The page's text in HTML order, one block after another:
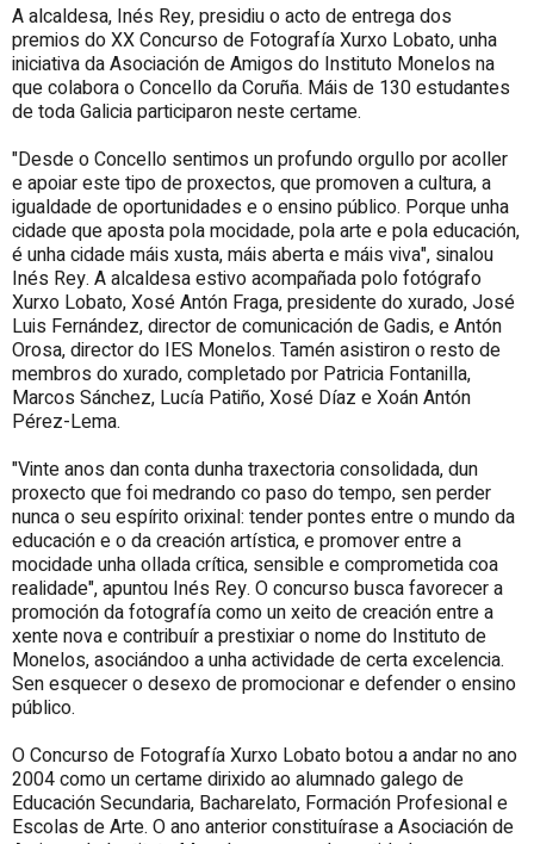
A alcaldesa, Inés Rey, presidiu o acto de entrega dos
premios do XX Concurso de Fotografía Xurxo Lobato, unha
iniciativa da Asociación de Amigos do Instituto Monelos na
que colabora o Concello da Coruña. Máis de 130 estudantes
de toda Galicia participaron neste certame.
"Desde o Concello sentimos un profundo orgullo por acoller
e apoiar este tipo de proxectos, que promoven a cultura, a
igualdade de oportunidades e o ensino público. Porque unha
cidade que aposta pola mocidade, pola arte e pola educación,
é unha cidade máis xusta, máis aberta e máis viva", sinalou
Inés Rey. A alcaldesa estivo acompañada polo fotógrafo
Xurxo Lobato, Xosé Antón Fraga, presidente do xurado, José
Luis Fernández, director de comunicación de Gadis, e Antón
Orosa, director do IES Monelos. Tamén asistiron o resto de
membros do xurado, completado por Patricia Fontanilla,
Marcos Sánchez, Lucía Patiño, Xosé Díaz e Xoán Antón
Pérez-Lema.
"Vinte anos dan conta dunha traxectoria consolidada, dun
proxecto que foi medrando co paso do tempo, sen perder
nunca o seu espírito orixinal: tender pontes entre o mundo da
educación e o da creación artística, e promover entre a
mocidade unha ollada crítica, sensible e comprometida coa
realidade", apuntou Inés Rey. O concurso busca favorecer a
promoción da fotografía como un xeito de creación entre a
xente nova e contribuír a prestixiar o nome do Instituto de
Monelos, asociándoo a unha actividade de certa excelencia.
Sen esquecer o desexo de promocionar e defender o ensino
público.
O Concurso de Fotografía Xurxo Lobato botou a andar no ano
2004 como un certame dirixido ao alumnado galego de
Educación Secundaria, Bacharelato, Formación Profesional e
Escolas de Arte. O ano anterior constituírase a Asociación de